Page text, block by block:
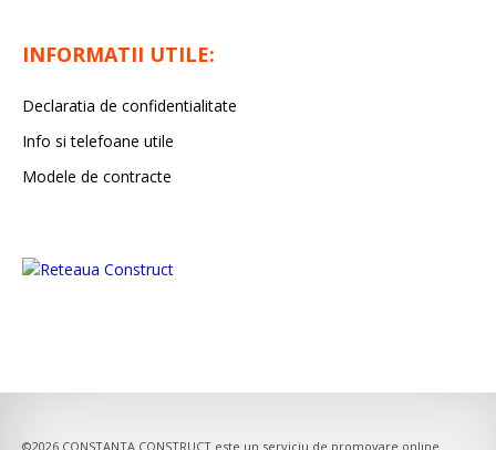
INFORMATII UTILE:
Declaratia de confidentialitate
Info si telefoane utile
Modele de contracte
©2026 CONSTANTA CONSTRUCT este un serviciu de promovare online